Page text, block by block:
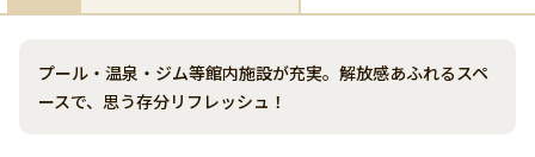
プール・温泉・ジム等館内施設が充実。解放感あふれるスペ
ースで、思う存分リフレッシュ！